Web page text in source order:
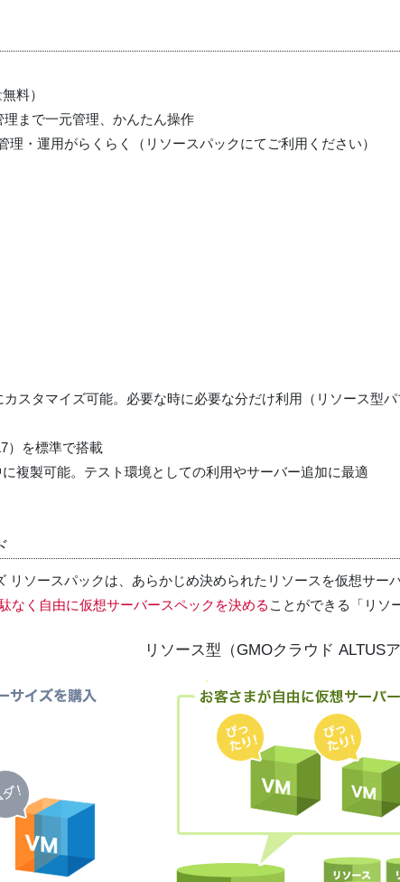
料）
理まで一元管理、かんたん操作
・運用がらくらく（リソースパックにてご利用ください）
スタマイズ可能。必要な時に必要な分だけ利用（リソース型パ
）を標準で搭載
複製可能。テスト環境としての利用やサーバー追加に最適
ソースパックは、あらかじめ決められたリソースを仮想サー
なく自由に仮想サーバースペックを決める ことができる「リソ
リソース型（GMOクラウド ALTUS